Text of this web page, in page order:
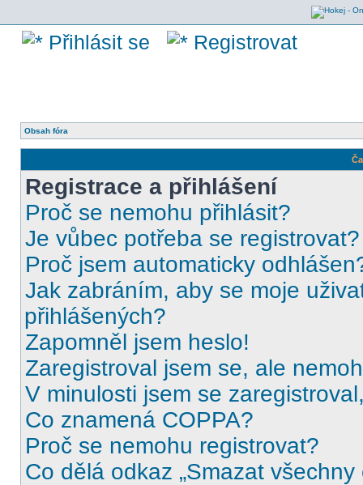
Přihlásit se Registrovat
Obsah fóra
Registrace a přihlášení
Proč se nemohu přihlásit?
Je vůbec potřeba se registrovat?
Proč jsem automaticky
Jak zabráním, aby se moje
přihlášených?
Zapomněl jsem heslo!
Zaregistroval jsem se, ale
V minulosti jsem se
Co znamená COPPA?
Proč se nemohu registrovat?
Co dělá odkaz „Smazat všechny